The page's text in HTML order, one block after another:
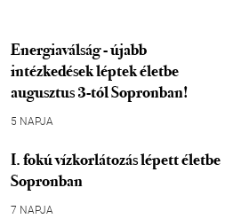
Energiaválság - újabb
intézkedések léptek életbe
augusztus 3-tól Sopronban!
5 NAPJA
I. fokú vízkorlátozás lépett életbe
Sopronban
7 NAPJA